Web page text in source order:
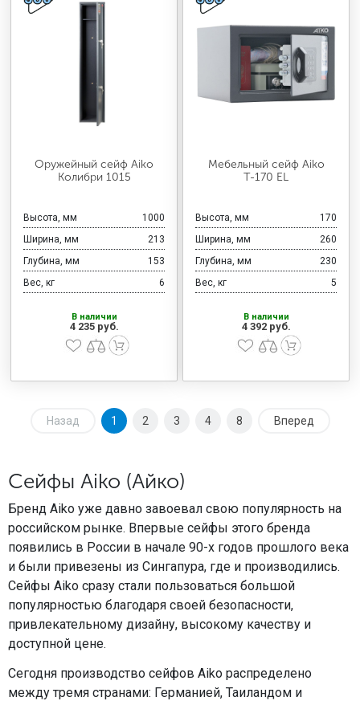
Оружейный сейф Aiko
Колибри 1015
Высота, мм
1000
Ширина, мм
213
Глубина, мм
153
Вес, кг
6
В наличии
4 235 руб.
Мебельный сейф Aiko
Т-170 EL
Высота, мм
170
Ширина, мм
260
Глубина, мм
230
Вес, кг
5
В наличии
4 392 руб.
Назад 1 2 3 4 8 Вперед
Сейфы Aiko (Айко)
Бренд Aiko уже давно завоевал свою популярность на
российском рынке. Впервые сейфы этого бренда
появились в России в начале 90-х годов прошлого века
и были привезены из Сингапура, где и производились.
Сейфы Aiko сразу стали пользоваться большой
популярностью благодаря своей безопасности,
привлекательному дизайну, высокому качеству и
доступной цене.
Сегодня производство сейфов Aiko распределено
между тремя странами: Германией, Таиландом и